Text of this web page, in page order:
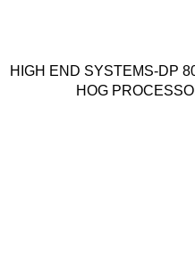
HIGH END SYSTEMS-DP
HOG